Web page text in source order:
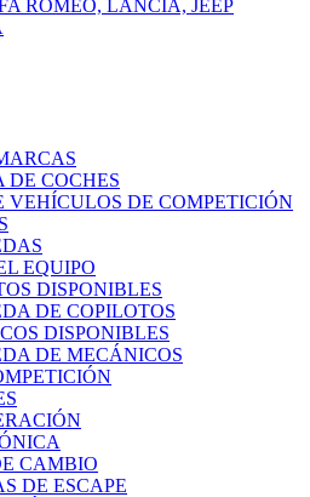
ROMEO, LANCIA, JEEP
DE COCHES
VEHÍCULOS DE COMPETICIÓN
EQUIPO
DISPONIBLES
DE COPILOTOS
DISPONIBLES
DE MECÁNICOS
CAMBIO
DE ESCAPE